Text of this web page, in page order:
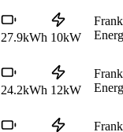
27.9kWh 10kW
Frank
24.2kWh 12kW
Frank
Frank